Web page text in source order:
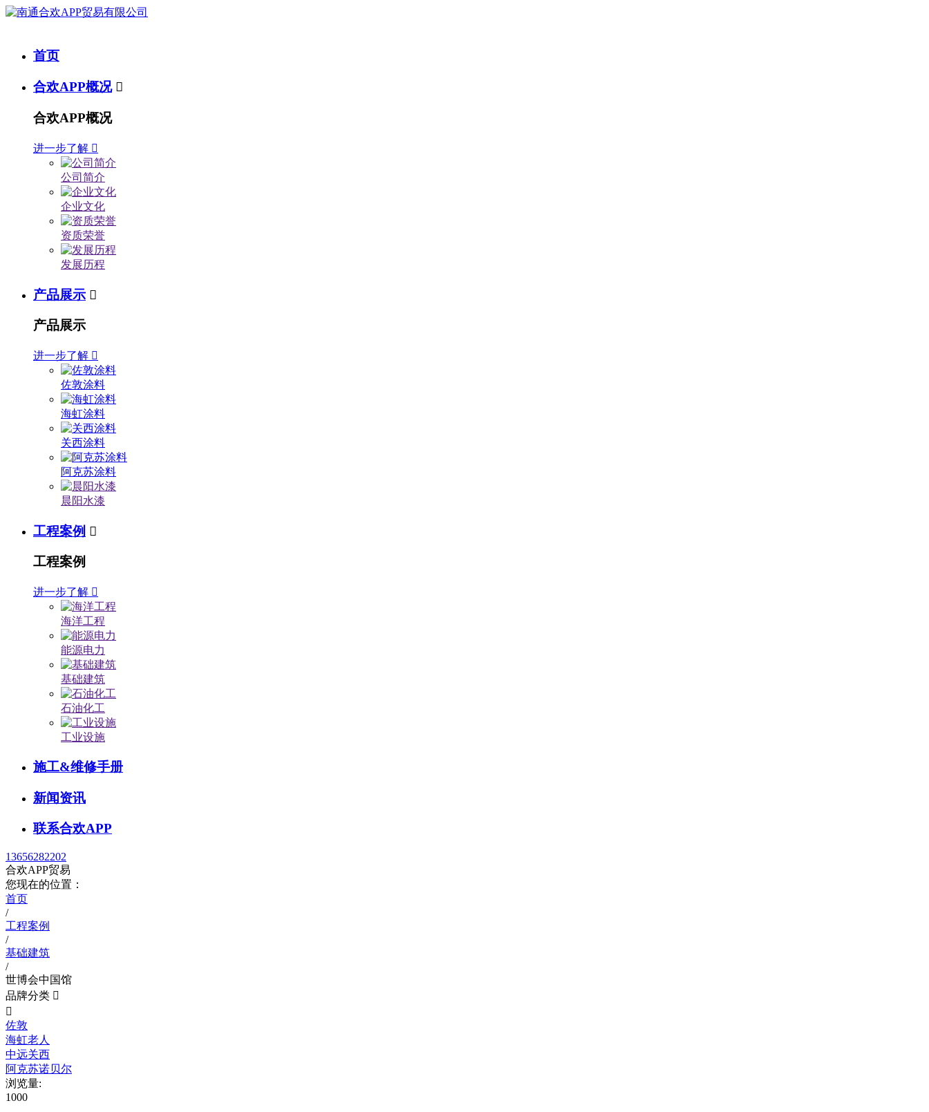
首页
合欢APP概况 
合欢APP概况
进一步了解 
公司简介
企业文化
资质荣誉
发展历程
产品展示 
产品展示
进一步了解 
佐敦涂料
海虹涂料
关西涂料
阿克苏涂料
晨阳水漆
工程案例 
工程案例
进一步了解 
海洋工程
能源电力
基础建筑
石油化工
工业设施
施工&维修手册
新闻资讯
联系合欢APP
13656282202
合欢APP贸易
您现在的位置：
首页
/
工程案例
/
基础建筑
/
世博会中国馆
品牌分类 

佐敦
海虹老人
中远关西
阿克苏诺贝尔
浏览量:
1000